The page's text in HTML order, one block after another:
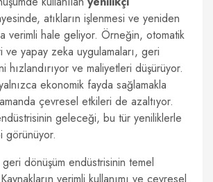
atıkların işlenmesi ve yeniden
verimli hale geliyor. Örneğin, otomatik
ve yapay zeka uygulamaları, geri
hızlandırıyor ve maliyetleri düşürüyor.
ekonomik fayda sağlamakla
çevresel etkileri de azaltıyor.
geleceği, bu tür yeniliklerle
görünüyor.
dönüşüm endüstrisinin temel